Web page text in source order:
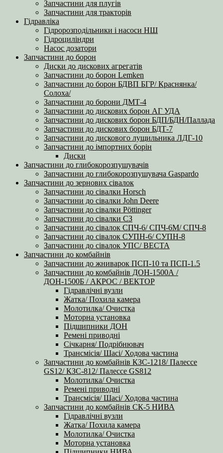
Запчастини для плугів
Запчастини для тракторів
Гідравліка
Гідророзподільники і насоси НШ
Гідроциліндри
Насос дозатори
Запчастини до борон
Диски до дискових агрегатів
Запчастини до борон Lemken
Запчастини до борон БДВП БГР/ Краснянка/
Солоха/
Запчастини до борони ДМТ-4
Запчастини до дискових борон АГ УДА
Запчастини до дискових борон БДП/БДН/Паллада
Запчастини до дискових борон БДТ-7
Запчастини до дискового лущильника ЛДГ-10
Запчастини до імпортних борін
Диски
Запчастини до глибокорозпушувачів
Запчастини до глибокорозпушувача Gaspardo
Запчастини до зернових сівалок
Запчастини до сівалки Horsch
Запчастини до сівалки John Deere
Запчастини до сівалки Pöttinger
Запчастини до сівалки СЗ
Запчастини до сівалок СПЧ-6/ СПЧ-6М/ СПЧ-8
Запчастини до сівалок СУПН-6/ СУПН-8
Запчастини до сівалок УПС/ ВЕСТА
Запчастини до комбайнів
Запчастини до жниварок ПСП-10 та ПСП-1.5
Запчастини до комбайнів ДОН-1500А /
ДОН-1500Б / АКРОС / ВЕКТОР
Гідравлічні вузли
Жатка/ Похила камера
Молотилка/ Очистка
Моторна установка
Підшипники ДОН
Ремені приводні
Січкарня/ Подрібнювач
Трансмісія/ Шасі/ Ходова частина
Запчастини до комбайнів КЗС-1218/ Палессе
GS12/ КЗС-812/ Палессе GS812
Молотилка/ Очистка
Ремені приводні
Трансмісія/ Шасі/ Ходова частина
Запчастини до комбайнів СК-5 НИВА
Гідравлічні вузли
Жатка/ Похила камера
Молотилка/ Очистка
Моторна установка